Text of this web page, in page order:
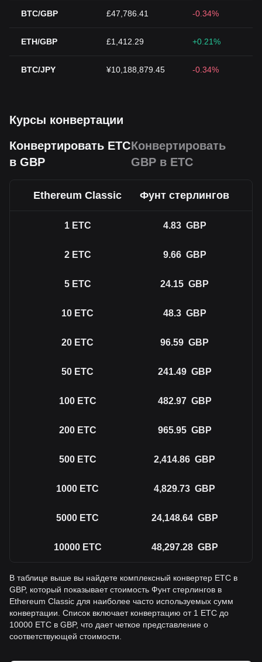
BTC/GBP £47,786.41 -0.34%
ETH/GBP £1,412.29 +0.21%
BTC/JPY ¥10,188,879.45 -0.34%
Курсы конвертации
Конвертировать ETC
в GBP
Конвертировать
GBP в ETC
Ethereum Classic Фунт стерлингов
1 ETC 4.83 GBP
2 ETC 9.66 GBP
5 ETC 24.15 GBP
10 ETC 48.3 GBP
20 ETC 96.59 GBP
50 ETC 241.49 GBP
100 ETC 482.97 GBP
200 ETC 965.95 GBP
500 ETC 2,414.86 GBP
1000 ETC 4,829.73 GBP
5000 ETC 24,148.64 GBP
10000 ETC 48,297.28 GBP
В таблице выше вы найдете комплексный конвертер ETC в
GBP, который показывает стоимость Фунт стерлингов в
Ethereum Classic для наиболее часто используемых сумм
конвертации. Список включает конвертацию от 1 ETC до
10000 ETC в GBP, что дает четкое представление о
соответствующей стоимости.